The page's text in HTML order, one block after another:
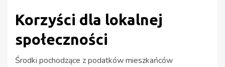
Korzyści dla lokalnej
społeczności
Środki pochodzące z podatków mieszkańców